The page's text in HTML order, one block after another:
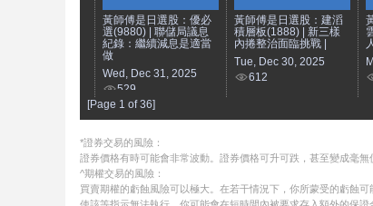
黃師傅是日選股：優必
選(9880) | 聯儲局議息
紀錄：繼續減息是適當
做
Wed, Dec 31, 2025
529
黃師傅是日選股：建滔
積層板(1888) | 新三樣
內捲整治面臨挑戰 |
Tue, Dec 30, 2025
612
[Page 1 of 36]
*證券交易的風險：
證券價格有時可能會非常波動。證券價格可升可跌，甚至變成毫
^期權交易的風險：
買賣期權的虧蝕風險可以極大。在若干情況下，你所蒙受的虧蝕